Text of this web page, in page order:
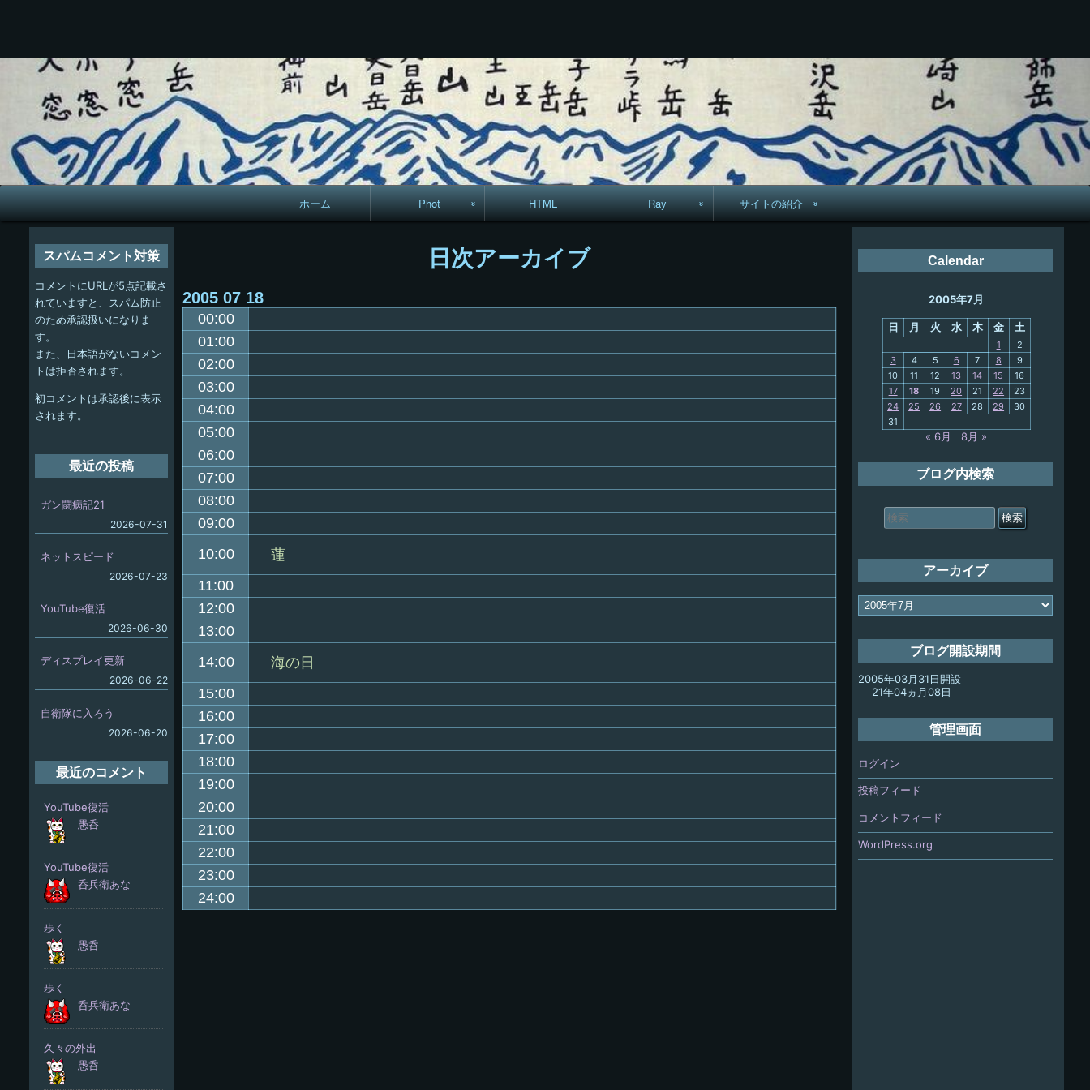
ン
ツ
へ
ス
キ
プ
22
POSTS-
3
COMMENTS-
9
13
12
7
5
5
8
メ
イ
ホーム Phot
コースマップ
手拭いの旅
HTML Ray サイトの紹介
PC略歴
My-PC
日次アーカイブ
2005 07 18
00:00
01:00
02:00
03:00
04:00
05:00
06:00
07:00
08:00
09:00
10:00
蓮
11:00
12:00
13:00
14:00
海の日
15:00
16:00
17:00
18:00
19:00
20:00
21:00
22:00
23:00
24:00
Calendar
2005年7月
日 月 火 水 木 金 土
1
2
3
4 5 6 7 8
9
10
11 12 13 14 15
16
17
18 19 20 21 22
23
24
25 26 27 28 29
30
31
« 6月 8月 »
ブログ内検索
索
対
アーカイブ
ア
ー
ブ
ブログ開設期間
2005年03月31日開設
21年04ヵ月08日
管理画面
ログイン
投稿フィード
コメントフィード
WordPress.org
スパムコメント対策
コメントにURLが5点記載さ
れていますと、スパム防止
のため承認扱いになりま
す。
また、日本語がないコメン
トは拒否されます。
初コメントは承認後に表示
されます。
最近の投稿
ガン闘病記21
2026-07-31
ネットスピード
2026-07-23
YouTube復活
2026-06-30
ディスプレイ更新
2026-06-22
自衛隊に入ろう
2026-06-20
最近のコメント